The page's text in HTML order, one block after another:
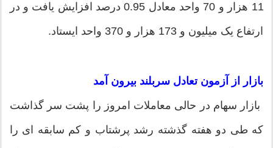
11 هزار و 70 واحد معادل 0.95 درصد افزایش یافت و در
ارتفاع یک میلیون و 173 هزار و 370 واحد ایستاد.
بازار از آزمون تعادل سربلند بیرون آمد
بازار سهام در حالی معاملات امروز را پشت سر گذاشت
که طی دو هفته گذشته رشد پرشتاب و کم سابقه ای را